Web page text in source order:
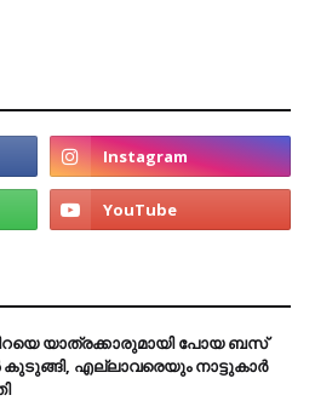
യാത്രക്കാരുമായി പോയ ബസ്
കുടുങ്ങി, എല്ലാവരെയും നാട്ടുകാർ